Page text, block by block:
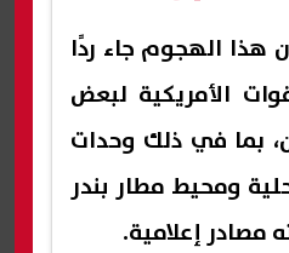
هذا الهجوم جاء ردًا
الأمريكية لبعض
بما في ذلك وحدات
ومحيط مطار بندر
مصادر إعلامية.